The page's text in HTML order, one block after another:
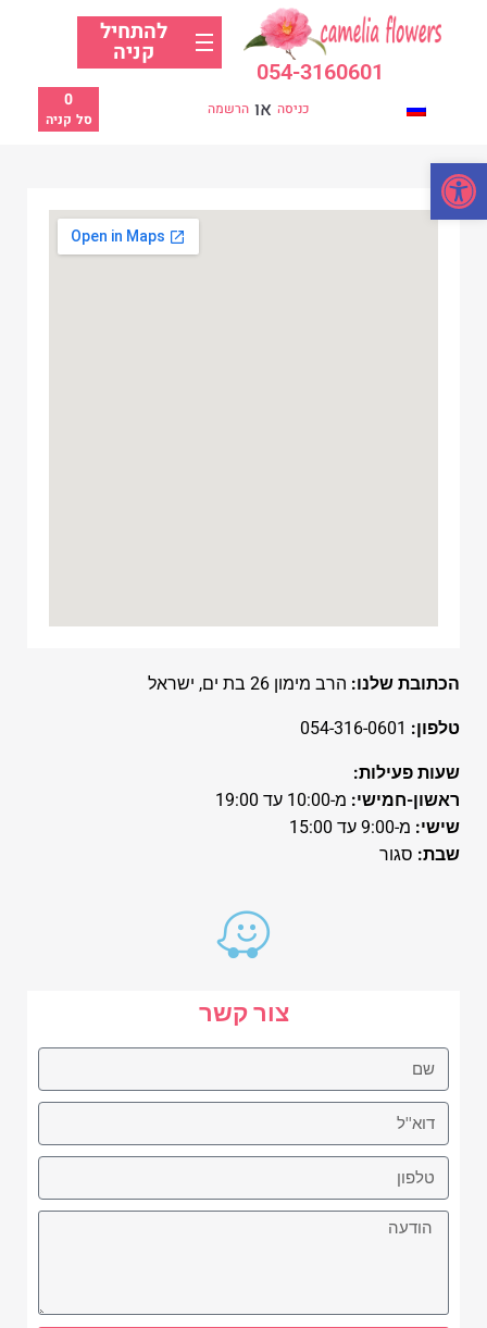
054-3160601
להתחיל
קניה
כניסה או הרשמה
סל קניה
0
הכתובת שלנו: הרב מימון 26 בת ים, ישראל
טלפון:
שעות פעילות:
ראשון-חמישי: מ-10:00 עד 19:00
שישי: מ-9:00 עד 15:00
שבת: סגור
צור קשר
פתח סרגל נגישות